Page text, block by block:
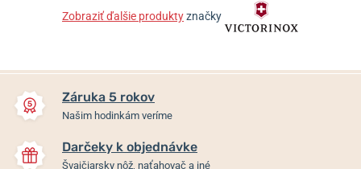
Zobraziť ďalšie produktyznačky
Záruka 5 rokov
Našim hodinkám veríme
Darčeky k objednávke
Švajčiarsky nôž, naťahovač a iné